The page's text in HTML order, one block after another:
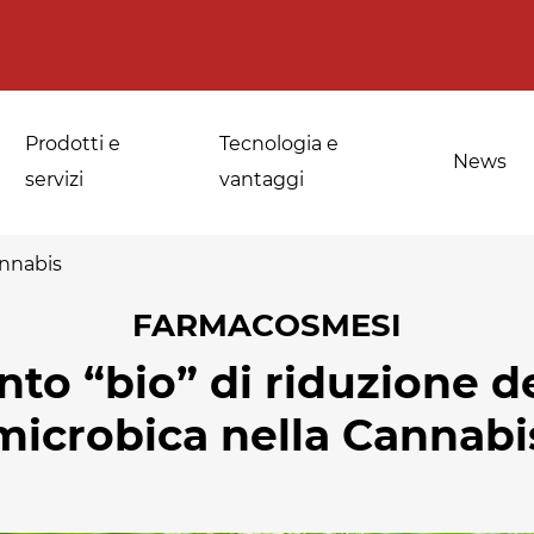
Prodotti e
servizi
fornerie industriali
Temperaggio e
spezie, erbe
medicinali e
aromatiche
Tecnologia e
vantaggi
News
FARMACOSMESI
“bio” di riduzione
nella